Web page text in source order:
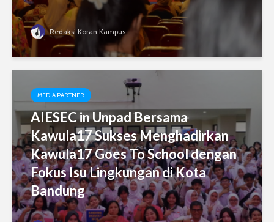
Redaksi Koran Kampus
MEDIA PARTNER
AIESEC in Unpad Bersama
Kawula17 Sukses Menghadirkan
Kawula17 Goes To School dengan
Fokus Isu Lingkungan di Kota
Bandung